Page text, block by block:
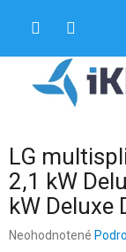
LG
2,1 kW
kW Deluxe
Priemerné
Neohodnotené